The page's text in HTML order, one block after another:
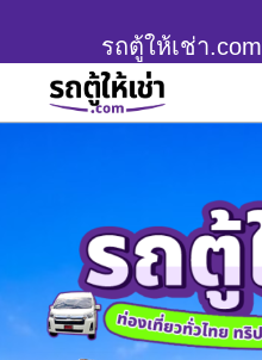
รถตู้ให้เช่า.com